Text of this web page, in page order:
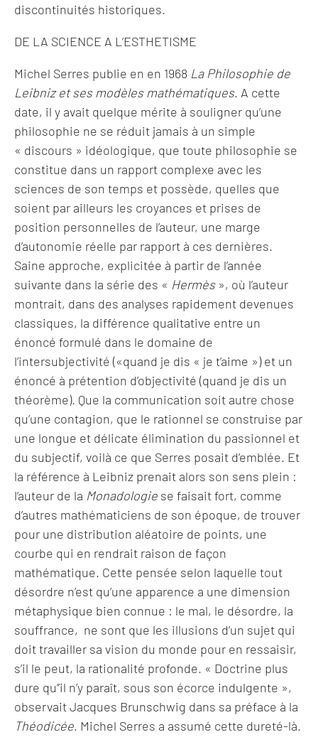
discontinuités historiques.
DE LA SCIENCE A L’ESTHETISME
Michel Serres publie en en 1968 La Philosophie de
Leibniz et ses modèles mathématiques. A cette
date, il y avait quelque mérite à souligner qu’une
philosophie ne se réduit jamais à un simple
« discours » idéologique, que toute philosophie se
constitue dans un rapport complexe avec les
sciences de son temps et possède, quelles que
soient par ailleurs les croyances et prises de
position personnelles de l’auteur, une marge
d’autonomie réelle par rapport à ces dernières.
Saine approche, explicitée à partir de l’année
suivante dans la série des « Hermès », où l’auteur
montrait, dans des analyses rapidement devenues
classiques, la différence qualitative entre un
énoncé formulé dans le domaine de
l’intersubjectivité («quand je dis « je t’aime ») et un
énoncé à prétention d’objectivité (quand je dis un
théorème). Que la communication soit autre chose
qu’une contagion, que le rationnel se construise par
une longue et délicate élimination du passionnel et
du subjectif, voilà ce que Serres posait d’emblée. Et
la référence à Leibniz prenait alors son sens plein :
l’auteur de la Monadologie se faisait fort, comme
d’autres mathématiciens de son époque, de trouver
pour une distribution aléatoire de points, une
courbe qui en rendrait raison de façon
mathématique. Cette pensée selon laquelle tout
désordre n’est qu’une apparence a une dimension
métaphysique bien connue : le mal, le désordre, la
souffrance, ne sont que les illusions d’un sujet qui
doit travailler sa vision du monde pour en ressaisir,
s’il le peut, la rationalité profonde. « Doctrine plus
dure qu’’il n’y paraît, sous son écorce indulgente »,
observait Jacques Brunschwig dans sa préface à la
Théodicée. Michel Serres a assumé cette dureté-là.